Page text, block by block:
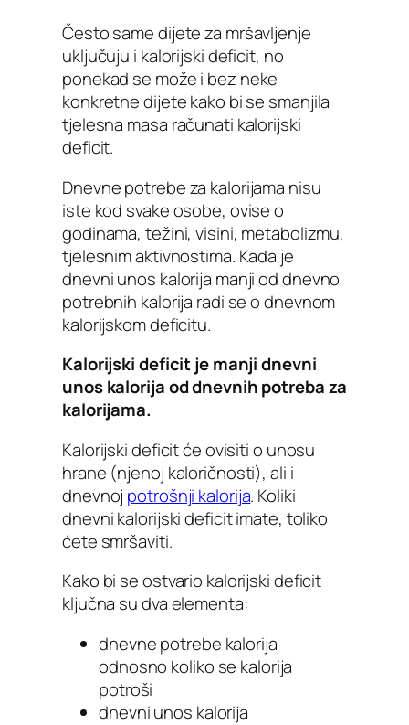
Često same dijete za mršavljenje
uključuju i kalorijski deficit, no
ponekad se može i bez neke
konkretne dijete kako bi se smanjila
tjelesna masa računati kalorijski
deficit.
Dnevne potrebe za kalorijama nisu
iste kod svake osobe, ovise o
godinama, težini, visini, metabolizmu,
tjelesnim aktivnostima. Kada je
dnevni unos kalorija manji od dnevno
potrebnih kalorija radi se o dnevnom
kalorijskom deficitu.
Kalorijski deficit je manji dnevni
unos kalorija od dnevnih potreba za
kalorijama.
Kalorijski deficit će ovisiti o unosu
hrane (njenoj kaloričnosti), ali i
dnevnoj potrošnji kalorija. Koliki
dnevni kalorijski deficit imate, toliko
ćete smršaviti.
Kako bi se ostvario kalorijski deficit
ključna su dva elementa:
dnevne potrebe kalorija
odnosno koliko se kalorija
potroši
dnevni unos kalorija